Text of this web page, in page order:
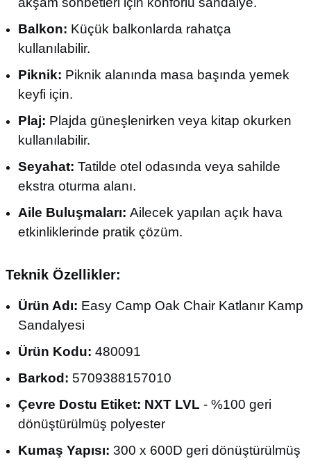
Balkon: Küçük balkonlarda rahatça
kullanılabilir.
Piknik: Piknik alanında masa başında yemek
keyfi için.
Plaj: Plajda güneşlenirken veya kitap okurken
kullanılabilir.
Seyahat: Tatilde otel odasında veya sahilde
ekstra oturma alanı.
Aile Buluşmaları: Ailecek yapılan açık hava
etkinliklerinde pratik çözüm.
Teknik Özellikler:
Ürün Adı: Easy Camp Oak Chair Katlanır Kamp
Sandalyesi
Ürün Kodu: 480091
Barkod: 5709388157010
Çevre Dostu Etiket: NXT LVL - %100 geri
dönüştürülmüş polyester
Kumaş Yapısı: 300 x 600D geri dönüştürülmüş